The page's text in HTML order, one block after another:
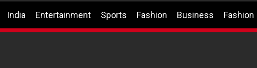
India Entertainment Sports Fashion Business Fashion